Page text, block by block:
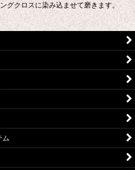
グクロスに染み込ませて磨きます。
ム